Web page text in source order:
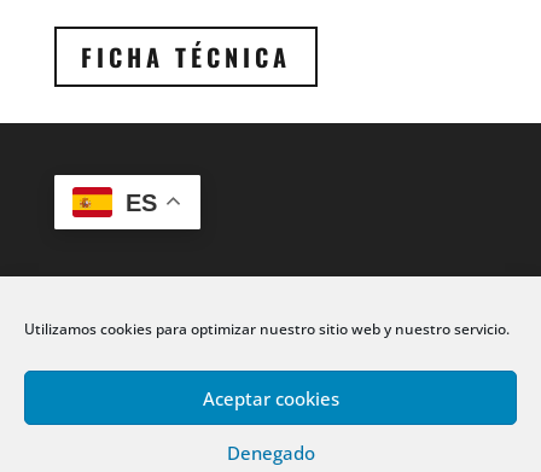
Utilizamos cookies para optimizar nuestro sitio web y nuestro servicio.
Aceptar cookies
Denegado
FICHA TÉCNICA
ES